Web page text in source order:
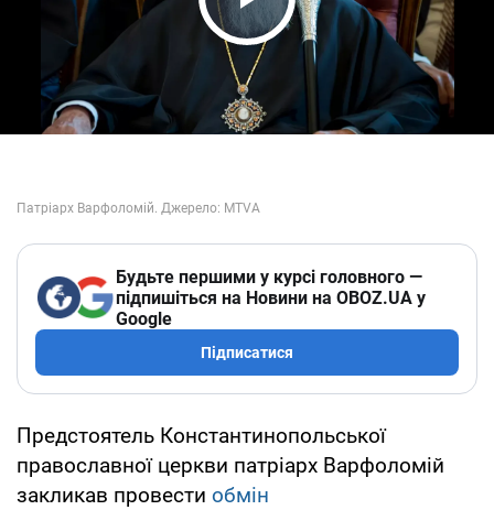
Play Video
Будьте першими у курсі головного —
підпишіться на Новини на OBOZ.UA у
Google
Підписатися
Предстоятель Константинопольської
православної церкви патріарх Варфоломій
закликав провести обмін